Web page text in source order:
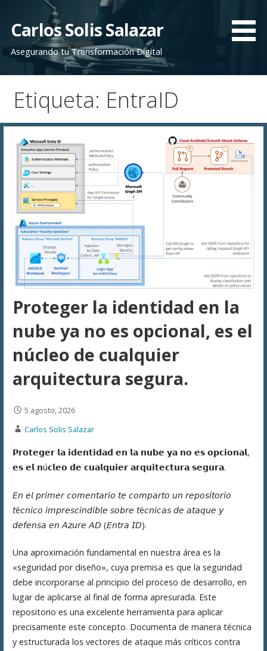
contenido
Carlos Solis Salazar
Asegurando tu Transformación Digital
Etiqueta: EntraID
Proteger la identidad en la
nube ya no es opcional, es el
núcleo de cualquier
arquitectura segura.
5 agosto, 2026
Carlos Solis Salazar
𝗣𝗿𝗼𝘁𝗲𝗴𝗲𝗿 𝗹𝗮 𝗶𝗱𝗲𝗻𝘁𝗶𝗱𝗮𝗱 𝗲𝗻 𝗹𝗮 𝗻𝘂𝗯𝗲 𝘆𝗮 𝗻𝗼 𝗲𝘀 𝗼𝗽𝗰𝗶𝗼𝗻𝗮𝗹,
𝗲𝘀 𝗲𝗹 𝗻ú𝗰𝗹𝗲𝗼 𝗱𝗲 𝗰𝘂𝗮𝗹𝗾𝘂𝗶𝗲𝗿 𝗮𝗿𝗾𝘂𝗶𝘁𝗲𝗰𝘁𝘂𝗿𝗮 𝘀𝗲𝗴𝘂𝗿𝗮.
𝘌𝘯 𝘦𝘭 𝘱𝘳𝘪𝘮𝘦𝘳 𝘤𝘰𝘮𝘦𝘯𝘵𝘢𝘳𝘪𝘰 𝘵𝘦 𝘤𝘰𝘮𝘱𝘢𝘳𝘵𝘰 𝘶𝘯 𝘳𝘦𝘱𝘰𝘴𝘪𝘵𝘰𝘳𝘪𝘰
𝘵é𝘤𝘯𝘪𝘤𝘰 𝘪𝘮𝘱𝘳𝘦𝘴𝘤𝘪𝘯𝘥𝘪𝘣𝘭𝘦 𝘴𝘰𝘣𝘳𝘦 𝘵é𝘤𝘯𝘪𝘤𝘢𝘴 𝘥𝘦 𝘢𝘵𝘢𝘲𝘶𝘦 𝘺
𝘥𝘦𝘧𝘦𝘯𝘴𝘢 𝘦𝘯 𝘈𝘻𝘶𝘳𝘦 𝘈𝘋 (𝘌𝘯𝘵𝘳𝘢 𝘐𝘋).
Una aproximación fundamental en nuestra área es la
«seguridad por diseño», cuya premisa es que la seguridad
debe incorporarse al principio del proceso de desarrollo, en
lugar de aplicarse al final de forma apresurada. Este
repositorio es una excelente herramienta para aplicar
precisamente este concepto. Documenta de manera técnica
y estructurada los vectores de ataque más críticos contra